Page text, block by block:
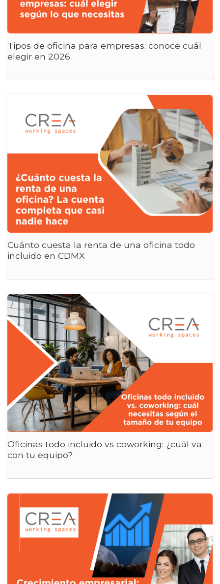
Tipos de oficina para empresas: conoce cuál
elegir en 2026
Cuánto cuesta la renta de una oficina todo
incluido en CDMX
Oficinas todo incluido vs coworking: ¿cuál va
con tu equipo?